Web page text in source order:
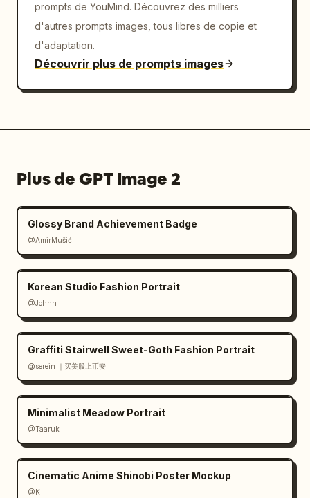
      }
    },
    {
      "id": "keys_to_success",
cartes",
d'accroche émotionnelle"},
        {"icon": "antenna", "title":
"Exécution de la stratégie de distribution"}
      "title": "APPROUVÉ PAR LES CRÉATEURS ET
LES MARQUES : Ils utilisent tous goViralX
pour booster leur croissance",
      "layout": "logos à gauche, témoignages
à droite",
      "left_logos": {
        "count": 8,
        "labels": ["SHEIN", "SHOPLINE",
"Blueglass", "instacart", "lemon8", "mi",
"CIDER", "bellroy"]
prompts de YouMind. Découvrez des milliers
d'autres prompts images, tous libres de copie et
d'adaptation.
Découvrir plus de prompts images
Plus de GPT Image 2
Glossy Brand Achievement Badge
@AmirMušić
Korean Studio Fashion Portrait
@Johnn
Graffiti Stairwell Sweet-Goth Fashion Portrait
@serein ｜买美股上币安
Minimalist Meadow Portrait
@Taaruk
Cinematic Anime Shinobi Poster Mockup
@K